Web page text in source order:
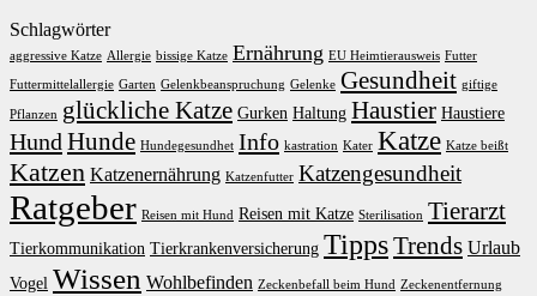
Schlagwörter
aggressive Katze Allergie bissige Katze Ernährung EU Heimtierausweis Futter
Futtermittelallergie Garten Gelenkbeanspruchung Gelenke Gesundheit giftige
Pflanzen glückliche Katze Gurken Haltung Haustier Haustiere
Hund Hunde Hundegesundhet Info kastration Kater Katze Katze beißt
Katzen Katzenernährung Katzenfutter Katzengesundheit
Ratgeber Reisen mit Hund Reisen mit Katze Sterilisation Tierarzt
Tierkommunikation Tierkrankenversicherung TippsTrends Urlaub
Vogel Wissen Wohlbefinden Zeckenbefall beim Hund Zeckenentfernung